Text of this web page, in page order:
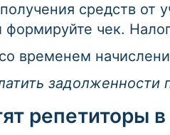
средств
чек.
временем
задолженности
репетиторы